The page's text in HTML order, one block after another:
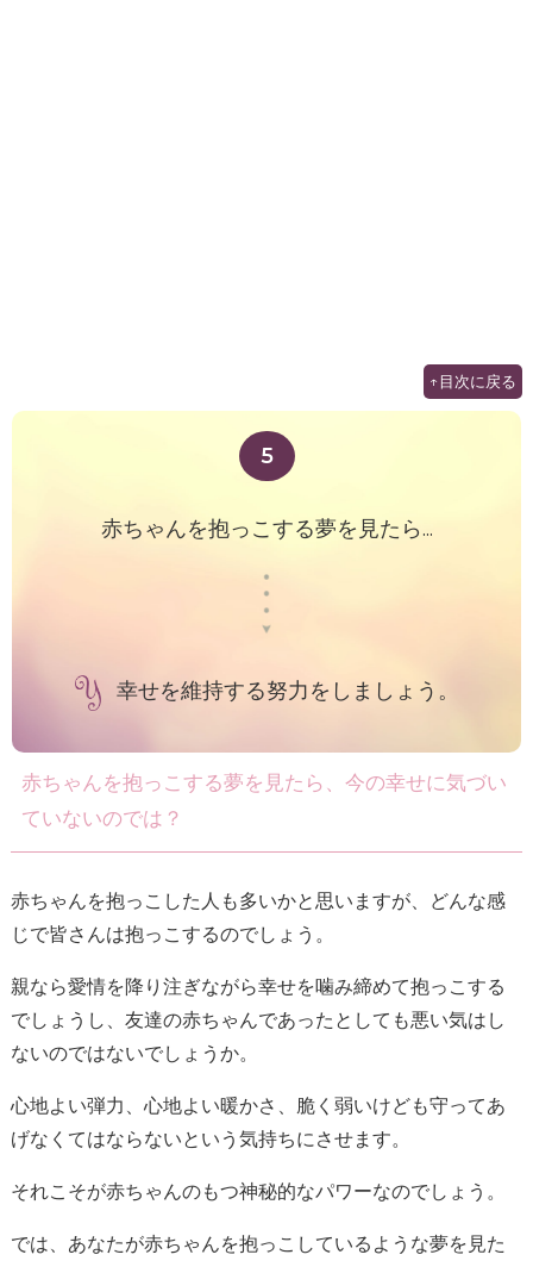
↑目次に戻る
5
赤ちゃんを抱っこする夢を見たら...
幸せを維持する努力をしましょう。
赤ちゃんを抱っこする夢を見たら、今の幸せに気づい
ていないのでは？
赤ちゃんを抱っこした人も多いかと思いますが、どんな感
じで皆さんは抱っこするのでしょう。
親なら愛情を降り注ぎながら幸せを噛み締めて抱っこする
でしょうし、友達の赤ちゃんであったとしても悪い気はし
ないのではないでしょうか。
心地よい弾力、心地よい暖かさ、脆く弱いけども守ってあ
げなくてはならないという気持ちにさせます。
それこそが赤ちゃんのもつ神秘的なパワーなのでしょう。
では、あなたが赤ちゃんを抱っこしているような夢を見た